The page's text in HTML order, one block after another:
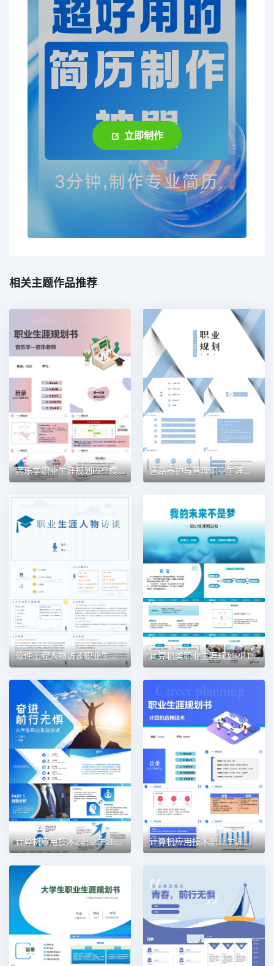
立即制作
相关主题作品推荐
音乐学职业生涯规划PPT模板 道路养护与管理职业生涯规划PPT模板
软件工程人物访谈职业生涯规划PPT模板 计算机类职业生涯规划PPT模板
计算机应用技术2职业生涯规划PPT模板 计算机应用技术职业生涯规划PPT模板